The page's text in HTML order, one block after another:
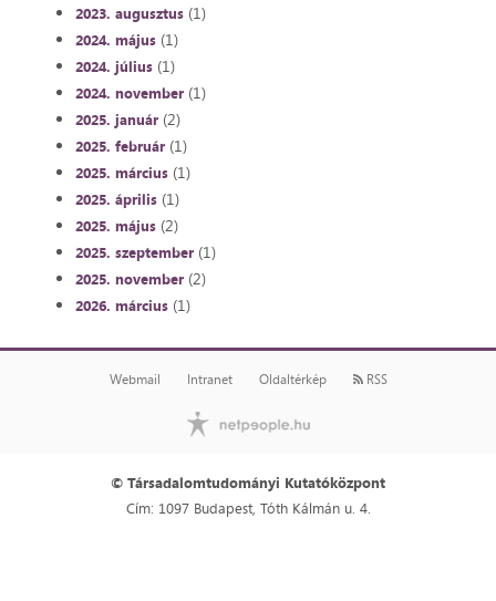
2023. augusztus(1)
2024. május(1)
2024. július(1)
2024. november(1)
2025. január(2)
2025. február(1)
2025. március(1)
2025. április(1)
2025. május(2)
2025. szeptember(1)
2025. november(2)
2026. március(1)
Webmail Intranet Oldaltérkép RSS
© Társadalomtudományi Kutatóközpont
Cím: 1097 Budapest, Tóth Kálmán u. 4.